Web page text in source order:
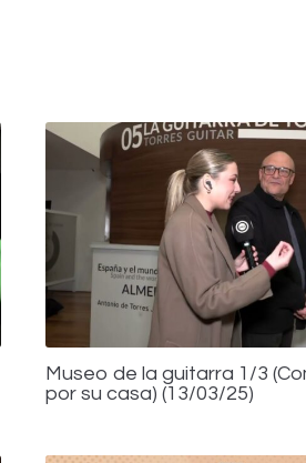
Museo de la guitarra 1/3
por su casa) (13/03/25)